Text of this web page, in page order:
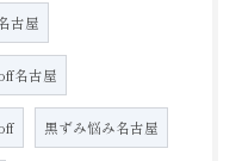
古屋
名古屋
黒ずみ悩み名古屋